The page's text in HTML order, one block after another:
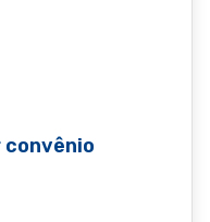
convênio